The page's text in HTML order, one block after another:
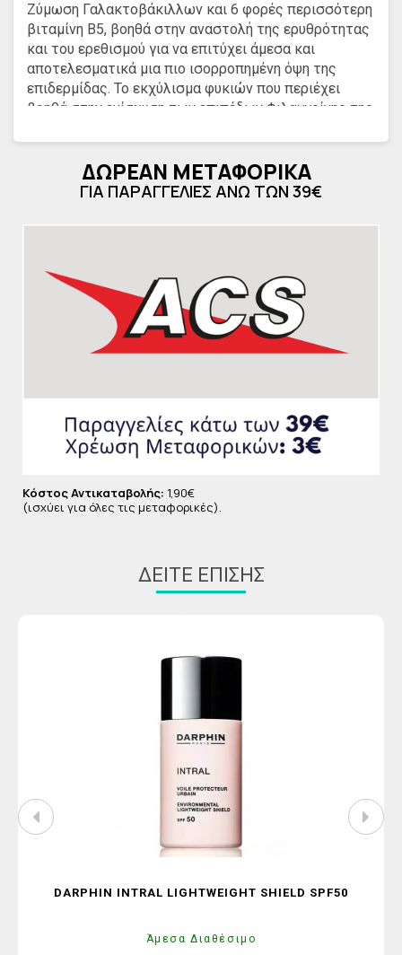
Ζύμωση Γαλακτοβάκιλλων και 6 φορές περισσότερη
βιταμίνη B5, βοηθά στην αναστολή της ερυθρότητας
και του ερεθισμού για να επιτύχει άμεσα και
αποτελεσματικά μια πιο ισορροπημένη όψη της
επιδερμίδας. Το εκχύλισμα φυκιών που περιέχει
βοηθά στην ενίσχυση των επιπέδων Φιλαγγρίνης της
απέναντι στους ερεθισμούς. Με 93% φυσικά
συστατικά.
ΔΩΡΕΑΝ ΜΕΤΑΦΟΡΙΚΑ
ΓΙΑ ΠΑΡΑΓΓΕΛΙΕΣ ΑΝΩ ΤΩΝ 39€
Κόστος Αντικαταβολής: 1,90€
(ισχύει για όλες τις μεταφορικές).
ΔΕΊΤΕ ΕΠΊΣΗΣ
DARPHIN INTRAL LIGHTWEIGHT SHIELD SPF50
Άμεσα Διαθέσιμο